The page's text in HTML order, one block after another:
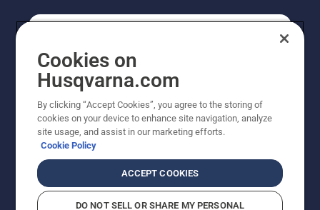
PROFESIONÁLNÍ
Cookies on
Husqvarna.com
By clicking “Accept Cookies”, you agree to the storing of
cookies on your device to enhance site navigation, analyze
site usage, and assist in our marketing efforts.
Cookie Policy
ACCEPT COOKIES
DO NOT SELL OR SHARE MY PERSONAL